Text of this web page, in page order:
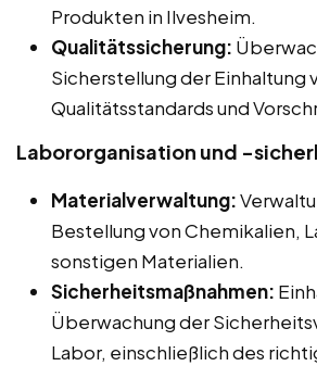
Produkten in Ilvesheim.
Qualitätssicherung:
Sicherstellung der Einhaltung
Qualitätsstandards und
Labororganisation und -
Materialverwaltung:
Bestellung von Chemikalien,
sonstigen Materialien.
Sicherheitsmaßnahmen:
Überwachung der
Labor, einschließlich des